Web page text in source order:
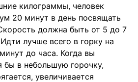
килограммы, человек
20 минут в день посвящать
должна быть от 5 до 7
лучше всего в горку на
до часа. Когда вы
бы в небольшую горочку,
увеличивается